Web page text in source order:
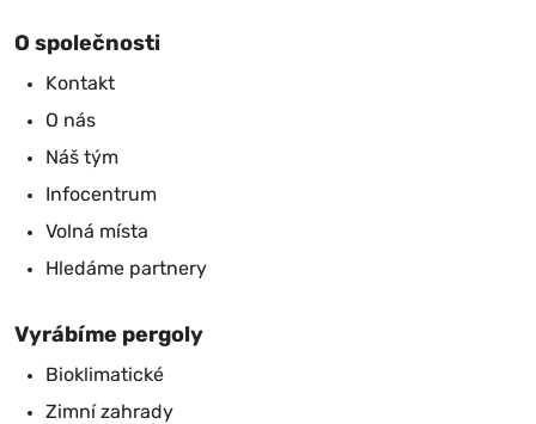
O společnosti
Kontakt
O nás
Náš tým
Infocentrum
Volná místa
Hledáme partnery
Vyrábíme pergoly
Bioklimatické
Zimní zahrady